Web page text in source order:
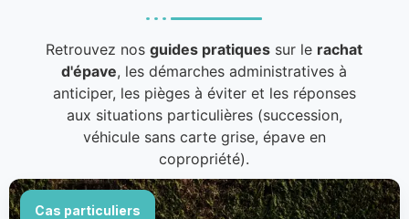
Retrouvez nosguides pratiques sur le rachat
d'épave, les démarches administratives à
anticiper, les pièges à éviter et les réponses
aux situations particulières (succession,
véhicule sans carte grise, épave en
copropriété).
Cas particuliers